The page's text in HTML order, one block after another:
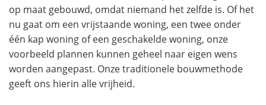
op maat gebouwd, omdat niemand het zelfde is. Of het
nu gaat om een vrijstaande woning, een twee onder
één kap woning of een geschakelde woning, onze
voorbeeld plannen kunnen geheel naar eigen wens
worden aangepast. Onze traditionele bouwmethode
geeft ons hierin alle vrijheid.